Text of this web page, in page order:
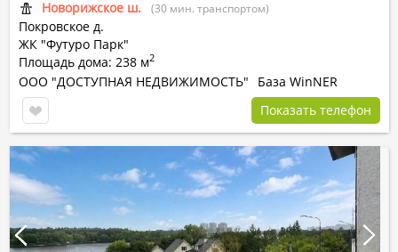
Новорижское ш. (30 мин. транспортом)
Покровское д.
ЖК "Футуро Парк"
Площадь дома: 238 м2
ООО "ДОСТУПНАЯ НЕДВИЖИМОСТЬ"
База WinNER
Показать телефон